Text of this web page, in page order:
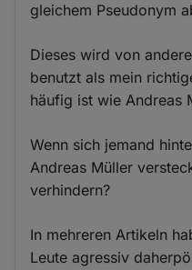
gleichem Pseudonym
Dieses wird von
benutzt als mein
häufig ist wie Andreas
Wenn sich jemand
Andreas Müller
verhindern?
In mehreren Artikeln
Leute agressiv